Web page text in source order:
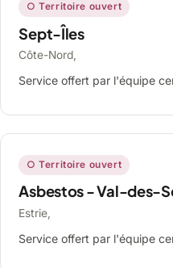
○ Territoire ouvert
Sept-Îles
Côte-Nord,
Service offert par l'équipe
○ Territoire ouvert
Asbestos - Val-des-
Estrie,
Service offert par l'équipe